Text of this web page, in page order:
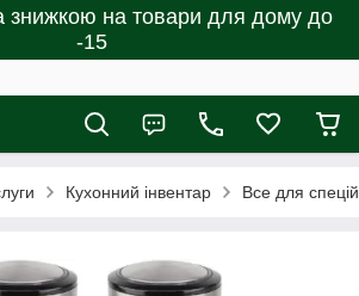
знижкою на товари для дому до
-15
Кухонний інвентар Все для